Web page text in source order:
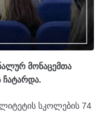
მონაცემთა
ჩატარდა.
სკოლების 74